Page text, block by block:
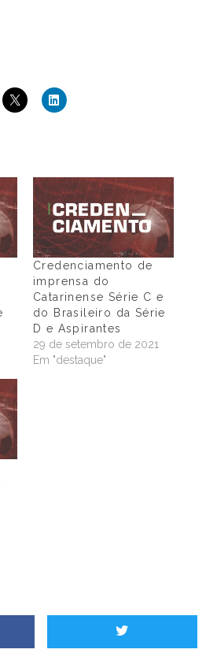
Credenciamento de
imprensa do
Catarinense Série C e
do Brasileiro da Série
D e Aspirantes
29 de setembro de 2021
Em "destaque"